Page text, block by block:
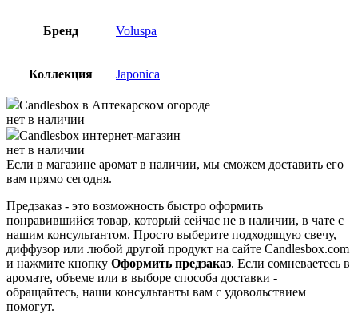
Бренд Voluspa
Коллекция Japonica
Candlesbox в Аптекарском огороде
нет в наличии
Candlesbox интернет-магазин
нет в наличии
Если в магазине аромат в наличии, мы сможем доставить его
вам прямо сегодня.
Предзаказ - это возможность быстро оформить
понравившийся товар, который сейчас не в наличии, в чате с
нашим консультантом. Просто выберите подходящую свечу,
диффузор или любой другой продукт на сайте Candlesbox.com
и нажмите кнопку Оформить предзаказ. Если сомневаетесь в
аромате, объеме или в выборе способа доставки -
обращайтесь, наши консультанты вам с удовольствием
помогут.